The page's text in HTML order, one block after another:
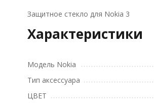
Защитное стекло для Nokia 3
Характеристики
Модель Nokia
Тип аксессуара
ЦВЕТ